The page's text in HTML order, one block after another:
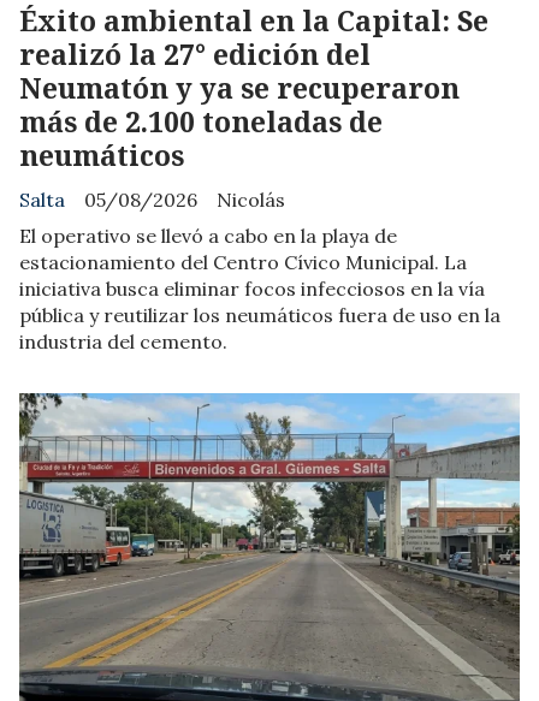
Éxito ambiental en la Capital: Se
realizó la 27° edición del
Neumatón y ya se recuperaron
más de 2.100 toneladas de
neumáticos
Nicolás
Salta
05/08/2026
El operativo se llevó a cabo en la playa de
estacionamiento del Centro Cívico Municipal. La
iniciativa busca eliminar focos infecciosos en la vía
pública y reutilizar los neumáticos fuera de uso en la
industria del cemento.